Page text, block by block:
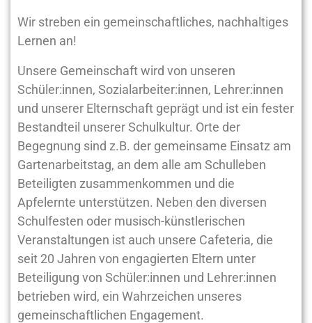
Wir streben ein gemeinschaftliches, nachhaltiges
Lernen an!
Unsere Gemeinschaft wird von unseren
Schüler:innen, Sozialarbeiter:innen, Lehrer:innen
und unserer Elternschaft geprägt und ist ein fester
Bestandteil unserer Schulkultur. Orte der
Begegnung sind z.B. der gemeinsame Einsatz am
Gartenarbeitstag, an dem alle am Schulleben
Beteiligten zusammenkommen und die
Apfelernte unterstützen. Neben den diversen
Schulfesten oder musisch-künstlerischen
Veranstaltungen ist auch unsere Cafeteria, die
seit 20 Jahren von engagierten Eltern unter
Beteiligung von Schüler:innen und Lehrer:innen
betrieben wird, ein Wahrzeichen unseres
gemeinschaftlichen Engagement.